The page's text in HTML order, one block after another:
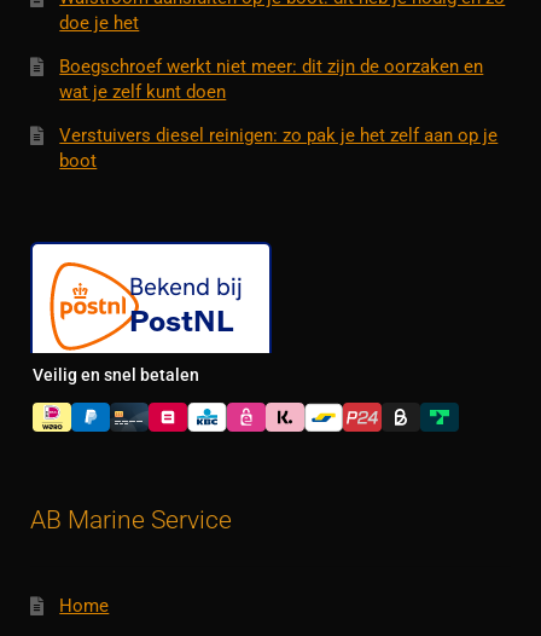
doe je het
Boegschroef werkt niet meer: dit zijn de oorzaken en
wat je zelf kunt doen
Verstuivers diesel reinigen: zo pak je het zelf aan op je
boot
Veilig en snel betalen
AB Marine Service
Home